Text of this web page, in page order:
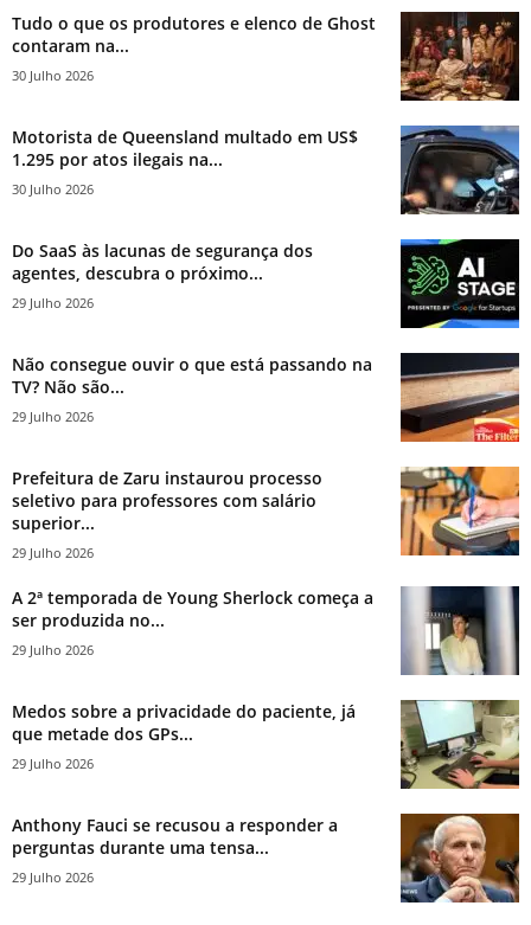
Tudo o que os produtores e elenco de Ghost
contaram na...
30 Julho 2026
Motorista de Queensland multado em US$
1.295 por atos ilegais na...
30 Julho 2026
Do SaaS às lacunas de segurança dos
agentes, descubra o próximo...
29 Julho 2026
Não consegue ouvir o que está passando na
TV? Não são...
29 Julho 2026
Prefeitura de Zaru instaurou processo
seletivo para professores com salário
superior...
29 Julho 2026
A 2ª temporada de Young Sherlock começa a
ser produzida no...
29 Julho 2026
Medos sobre a privacidade do paciente, já
que metade dos GPs...
29 Julho 2026
Anthony Fauci se recusou a responder a
perguntas durante uma tensa...
29 Julho 2026